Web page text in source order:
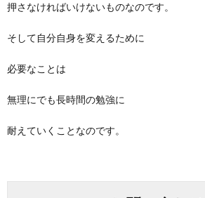
押さなければいけないものなのです。
そして自分自身を変えるために
必要なことは
無理にでも長時間の勉強に
耐えていくことなのです。